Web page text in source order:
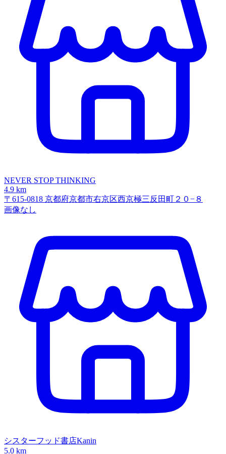
NEVER STOP THINKING
4.9 km
〒615-0818 京都府京都市右京区西京極三反田町２０−８
画像なし
シスターフッド書店Kanin
5.0 km